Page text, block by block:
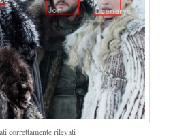
correttamente rilevati